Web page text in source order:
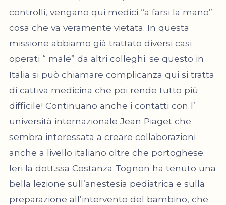
controlli, vengano qui medici “a farsi la mano”
cosa che va veramente vietata. In questa
missione abbiamo già trattato diversi casi
operati “ male” da altri colleghi; se questo in
Italia si può chiamare complicanza qui si tratta
di cattiva medicina che poi rende tutto più
difficile! Continuano anche i contatti con l’
università internazionale Jean Piaget che
sembra interessata a creare collaborazioni
anche a livello italiano oltre che portoghese.
Ieri la dott.ssa Costanza Tognon ha tenuto una
bella lezione sull’anestesia pediatrica e sulla
preparazione all’intervento del bambino, che